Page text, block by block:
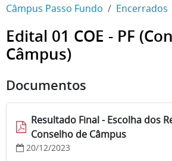
Câmpus Passo Fundo Encerrados
Edital 01 COE - PF
Câmpus)
Documentos
Resultado Final - Escolha dos
Conselho de Câmpus
20/12/2023